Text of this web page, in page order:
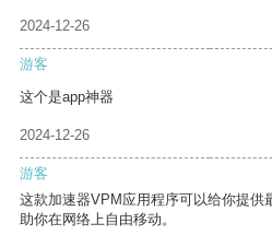
2024-12-26
游客
这个是app神器
2024-12-26
游客
这款加速器VPM应用程序可以给你提供
助你在网络上自由移动。